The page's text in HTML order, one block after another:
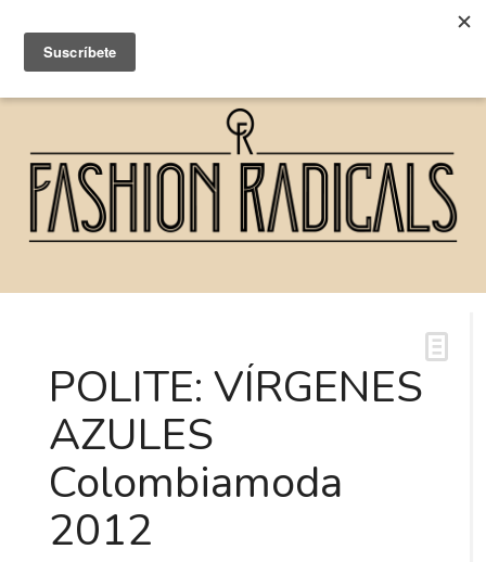
POLITE: VÍRGENES
AZULES
Colombiamoda
2012